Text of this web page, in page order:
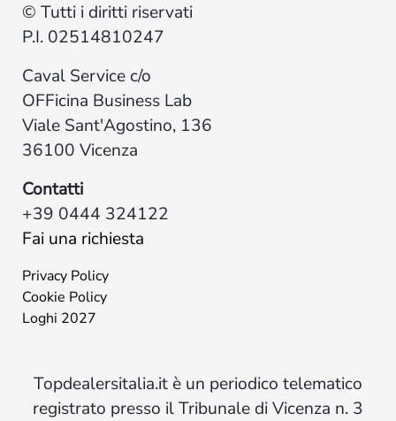
© Tutti i diritti riservati
P.I. 02514810247
Caval Service c/o
OFFicina Business Lab
Viale Sant'Agostino, 136
36100 Vicenza
Contatti
+39 0444 324122
Fai una richiesta
Privacy Policy
Cookie Policy
Loghi 2027
Topdealersitalia.it è un periodico telematico
registrato presso il Tribunale di Vicenza n. 3